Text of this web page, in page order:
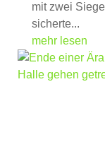
mit zwei
sicherte...
mehr lesen